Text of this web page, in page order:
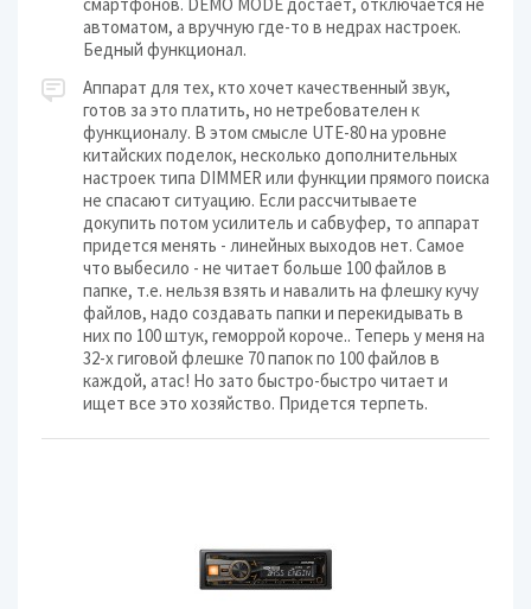
автоматом, а вручную где-то в недрах настроек.
Бедный функционал.
Аппарат для тех, кто хочет качественный звук,
готов за это платить, но нетребователен к
функционалу. В этом смысле UTE-80 на уровне
китайских поделок, несколько дополнительных
настроек типа DIMMER или функции прямого поиска
не спасают ситуацию. Если рассчитываете
докупить потом усилитель и сабвуфер, то аппарат
придется менять - линейных выходов нет. Самое
что выбесило - не читает больше 100 файлов в
папке, т.е. нельзя взять и навалить на флешку кучу
файлов, надо создавать папки и перекидывать в
них по 100 штук, геморрой короче.. Теперь у меня на
32-х гиговой флешке 70 папок по 100 файлов в
каждой, атас! Но зато быстро-быстро читает и
ищет все это хозяйство. Придется терпеть.